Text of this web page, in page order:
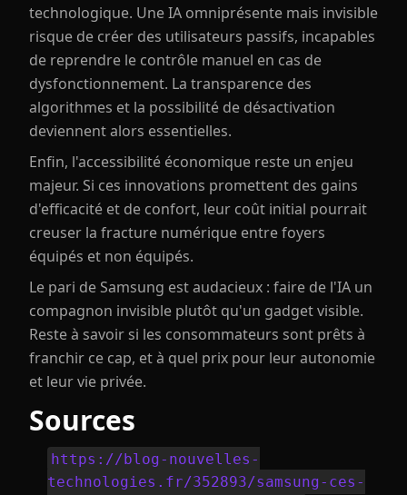
technologique. Une IA omniprésente mais invisible
risque de créer des utilisateurs passifs, incapables
de reprendre le contrôle manuel en cas de
dysfonctionnement. La transparence des
algorithmes et la possibilité de désactivation
deviennent alors essentielles.
Enfin, l'accessibilité économique reste un enjeu
majeur. Si ces innovations promettent des gains
d'efficacité et de confort, leur coût initial pourrait
creuser la fracture numérique entre foyers
équipés et non équipés.
Le pari de Samsung est audacieux : faire de l'IA un
compagnon invisible plutôt qu'un gadget visible.
Reste à savoir si les consommateurs sont prêts à
franchir ce cap, et à quel prix pour leur autonomie
et leur vie privée.
Sources
https://blog-nouvelles-
technologies.fr/352893/samsung-ces-